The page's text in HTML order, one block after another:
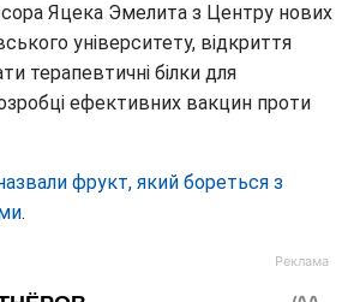
Яцека Эмелита з Центру нових
університету, відкриття
терапевтичні білки для
ефективних вакцин проти
фрукт, який бореться з
.